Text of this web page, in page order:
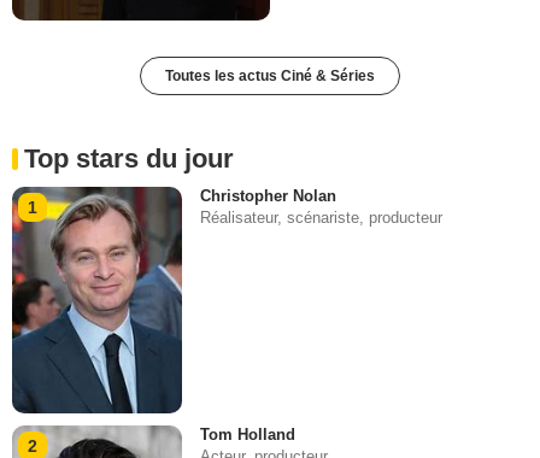
Toutes les actus Ciné & Séries
Top stars du jour
1
Christopher Nolan
Réalisateur, scénariste, producteur
2
Tom Holland